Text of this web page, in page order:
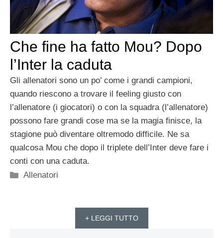
Che fine ha fatto Mou? Dopo
l’Inter la caduta
Gli allenatori sono un po’ come i grandi campioni,
quando riescono a trovare il feeling giusto con
l’allenatore (i giocatori) o con la squadra (l’allenatore)
possono fare grandi cose ma se la magia finisce, la
stagione può diventare oltremodo difficile. Ne sa
qualcosa Mou che dopo il triplete dell’Inter deve fare i
conti con una caduta.
Categorie
Allenatori
+ LEGGI TUTTO